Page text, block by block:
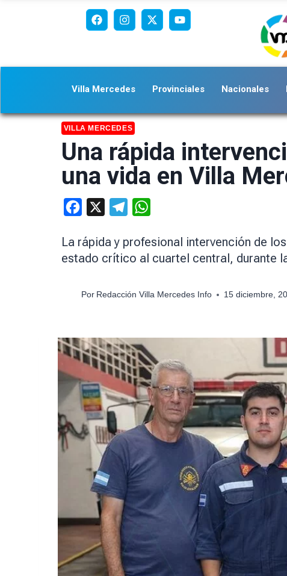
Villa Mercedes Provinciales Nacionales
VILLA MERCEDES
Una rápida
una vida en Villa
Facebook Telegram
La rápida y profesional intervención de
estado crítico al cuartel central, durante
Por Redacción Villa Mercedes Info 15 diciembre,